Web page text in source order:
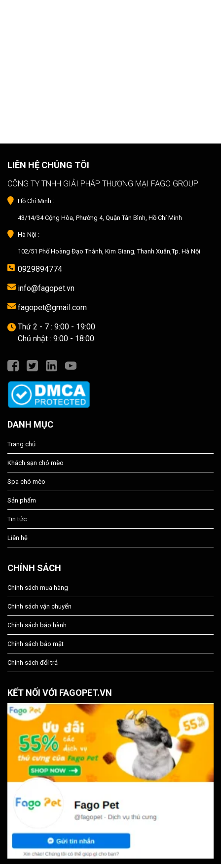
LIÊN HỆ CHÚNG TÔI
CÔNG TY TNHH GIẢI PHÁP THƯƠNG MẠI FAGO GROUP
Hồ Chí Minh :
43/14/34 Cộng Hòa, Phường 4, Quận Tân Bình, Hồ Chí Minh
Hà Nội :
102/51 Phố Hoàng Đạo Thành, Kim Giang, Thanh Xuân,Tp. Hà Nội
0929894774
info@fagopet.vn
fagopet@gmail.com
Thứ 2 - 7 : 9:00 - 19:00
Chủ nhật : 9:00 - 18:00
DANH MỤC
Trang chủ
Khách sạn chó mèo
Spa chó mèo
Sản phẩm
Tin tức
Liên hệ
CHÍNH SÁCH
Chính sách mua hàng
Chính sách vận chuyển
Chính sách bảo hành
Chính sách bảo mật
Chính sách đổi trả
KẾT NỐI VỚI FAGOPET.VN